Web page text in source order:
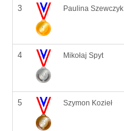
3 Paulina Szewczyk
4 Mikołaj Spyt
5 Szymon Kozieł